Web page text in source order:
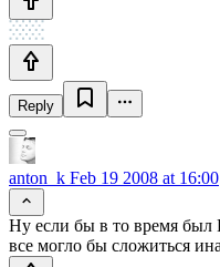
Reply
anton_k Feb 19 2008 at 16:00
Ну если бы в то время был
все могло бы сложиться